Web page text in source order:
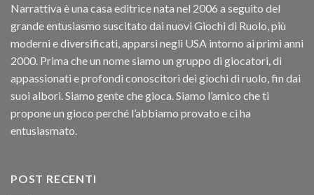
Narrattiva è una casa editrice nata nel 2006 a seguito del
grande entusiasmo suscitato dai nuovi Giochi di Ruolo, più
moderni e diversificati, apparsi negli USA intorno ai primi anni
2000. Prima che un nome siamo un gruppo di giocatori, di
appassionati e profondi conoscitori dei giochi di ruolo, fin dai
suoi albori. Siamo gente che gioca. Siamo l’amico che ti
propone un gioco perché l’abbiamo provato e ci ha
entusiasmato.
POST RECENTI